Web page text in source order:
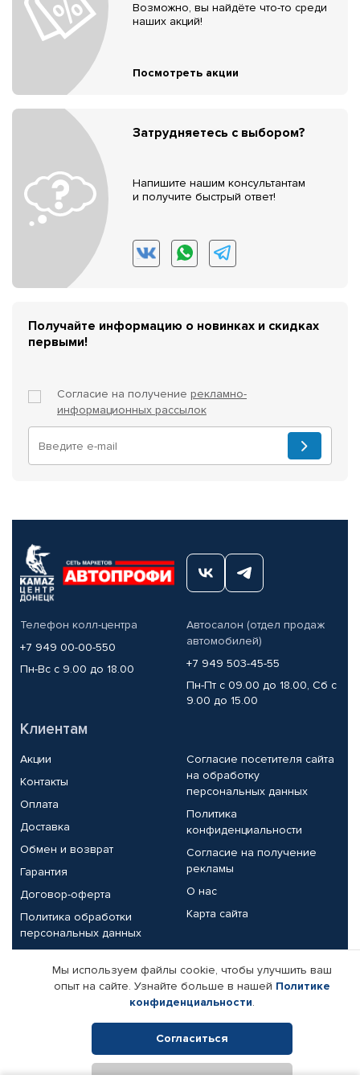
Возможно, вы найдёте что-то среди
наших акций!
Посмотреть акции
Затрудняетесь с выбором?
Напишите нашим консультантам
и получите быстрый ответ!
Получайте информацию о новинках и скидках
первыми!
Согласие на получение рекламно-
информационных рассылок
Телефон колл-центра
+7 949 00-00-550
Пн-Вс с 9.00 до 18.00
Автосалон (отдел продаж
автомобилей)
+7 949 503-45-55
Пн-Пт с 09.00 до 18.00, Сб с
9.00 до 15.00
Клиентам
Акции
Контакты
Оплата
Доставка
Обмен и возврат
Гарантия
Договор-оферта
Политика обработки
персональных данных
Согласие посетителя сайта
на обработку
персональных данных
Политика
конфиденциальности
Согласие на получение
рекламы
О нас
Карта сайта
Партнерам
Корпоративным клиентам
Поставщикам
Реквизиты компании
Мы используем файлы cookie, чтобы улучшить ваш
опыт на сайте. Узнайте больше в нашей Политике
конфиденциальности.
Согласиться